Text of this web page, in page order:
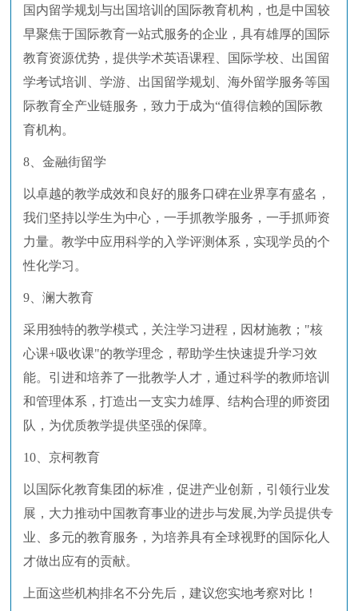
国内留学规划与出国培训的国际教育机构，也是中国较
早聚焦于国际教育一站式服务的企业，具有雄厚的国际
教育资源优势，提供学术英语课程、国际学校、出国留
学考试培训、学游、出国留学规划、海外留学服务等国
际教育全产业链服务，致力于成为“值得信赖的国际教
育机构。
8、金融街留学
以卓越的教学成效和良好的服务口碑在业界享有盛名，
我们坚持以学生为中心，一手抓教学服务，一手抓师资
力量。教学中应用科学的入学评测体系，实现学员的个
性化学习。
9、澜大教育
采用独特的教学模式，关注学习进程，因材施教；"核
心课+吸收课"的教学理念，帮助学生快速提升学习效
能。引进和培养了一批教学人才，通过科学的教师培训
和管理体系，打造出一支实力雄厚、结构合理的师资团
队，为优质教学提供坚强的保障。
10、京柯教育
以国际化教育集团的标准，促进产业创新，引领行业发
展，大力推动中国教育事业的进步与发展,为学员提供专
业、多元的教育服务，为培养具有全球视野的国际化人
才做出应有的贡献。
上面这些机构排名不分先后，建议您实地考察对比！